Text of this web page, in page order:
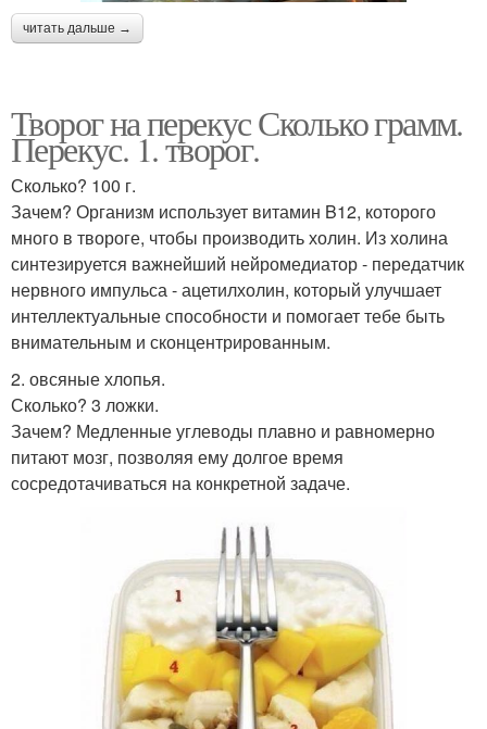
читать дальше →
Творог на перекус Сколько грамм.
Перекус. 1. творог.
Сколько? 100 г.
Зачем? Организм использует витамин B12, которого
много в твороге, чтобы производить холин. Из холина
синтезируется важнейший нейромедиатор - передатчик
нервного импульса - ацетилхолин, который улучшает
интеллектуальные способности и помогает тебе быть
внимательным и сконцентрированным.
2. овсяные хлопья.
Сколько? 3 ложки.
Зачем? Медленные углеводы плавно и равномерно
питают мозг, позволяя ему долгое время
сосредотачиваться на конкретной задаче.